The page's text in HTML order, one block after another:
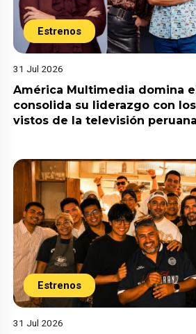
Estrenos
31 Jul 2026
América Multimedia domina
consolida su liderazgo con
vistos de la televisión peruana
Estrenos
31 Jul 2026